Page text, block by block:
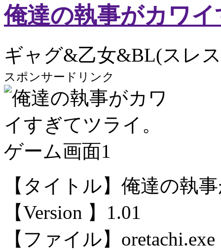
俺達の執事がカワ
ギャグ&乙女&BL(スレ
スポンサードリンク
【タイトル】俺達の執
【Version 】1.01
【ファイル】oretachi.exe